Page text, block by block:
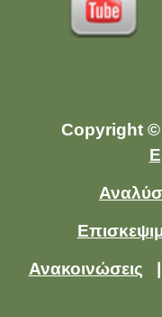
Copyright
Ανακοινώσεις